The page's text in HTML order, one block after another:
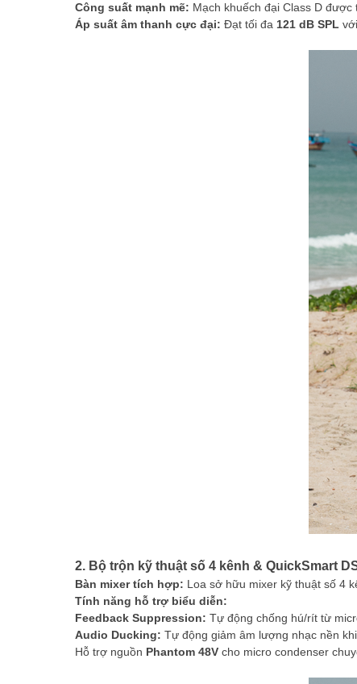
Công suất mạnh mẽ: Mạch khuếch đại Class D
Áp suất âm thanh cực đại: Đạt tối đa 121 dB SPL
2. Bộ trộn kỹ thuật số 4 kênh & QuickSmart
Bàn mixer tích hợp: Loa sở hữu mixer kỹ thuật số 4
Tính năng hỗ trợ biểu diễn:
Feedback Suppression: Tự động chống hú/rít từ
Audio Ducking: Tự động giảm âm lượng nhạc nền
Hỗ trợ nguồn Phantom 48V cho micro condenser